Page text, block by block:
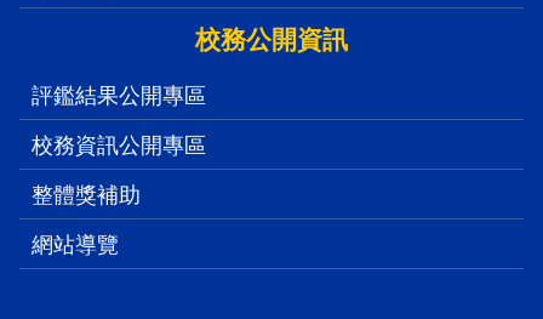
校務公開資訊
評鑑結果公開專區
校務資訊公開專區
整體獎補助
網站導覽